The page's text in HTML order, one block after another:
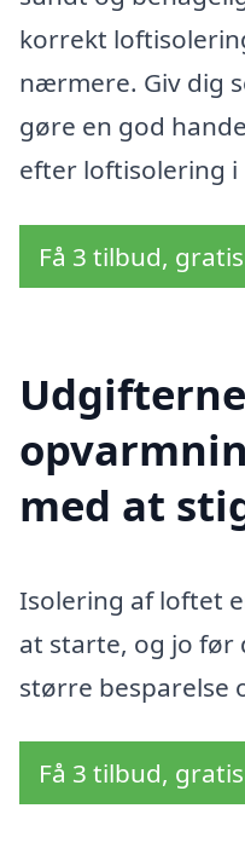
korrekt
nærmere. Giv dig
gøre en god
efter loftisolering i
Få 3 tilbud,
med at
Isolering af loftet
at starte, og jo før
større besparelse
Få 3 tilbud,